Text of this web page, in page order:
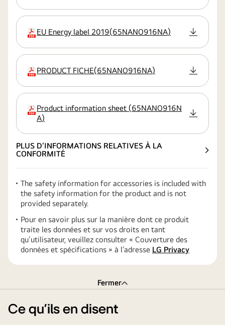
extension
EU Energy label 2019(65NANO916NA)
extension
PRODUCT FICHE(65NANO916NA)
extension
Product information sheet (65NANO916N
A)
PLUS D’INFORMATIONS RELATIVES À LA
CONFORMITÉ
The safety information for accessories is included with
the safety information for the product and is not
provided separately.
Pour en savoir plus sur la manière dont ce produit
traite les données et sur vos droits en tant
qu’utilisateur, veuillez consulter « Couverture des
données et spécifications » à l’adresse LG Privacy
Fermer
Ce qu’ils en disent